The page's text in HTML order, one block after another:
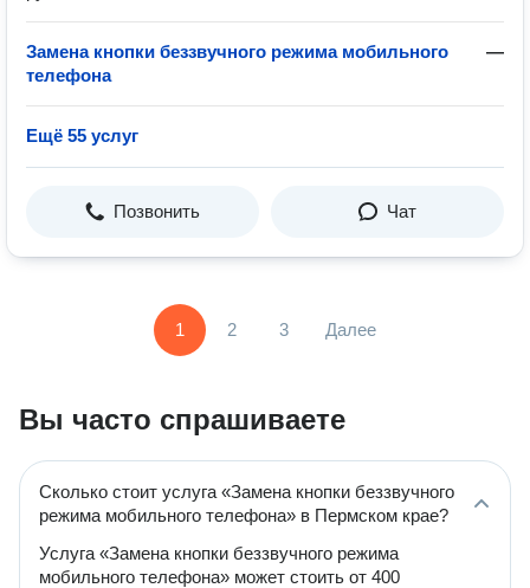
Замена кнопки беззвучного режима мобильного
телефона
—
Ещё 55 услуг
Позвонить Чат
1 2 3 Далее
Вы часто спрашиваете
Сколько стоит услуга «Замена кнопки беззвучного
режима мобильного телефона» в Пермском крае?
Услуга «Замена кнопки беззвучного режима
мобильного телефона» может стоить от 400